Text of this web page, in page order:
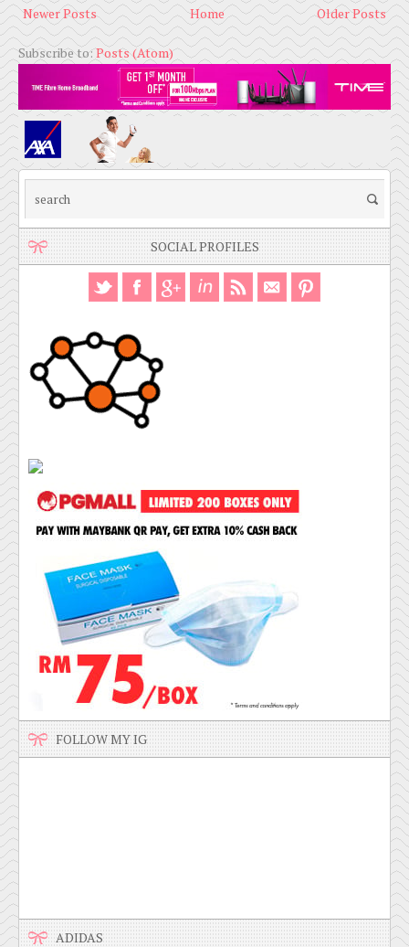
Newer Posts Older Posts
Home
Subscribe to:Posts (Atom)
SOCIAL PROFILES
FOLLOW MY IG
ADIDAS